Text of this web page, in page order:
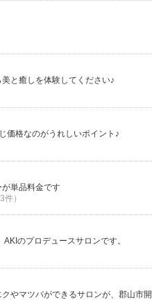
と癒しを体験してください♪
価格なのがうれしいポイント♪
単品料金です
）
のプロデュースサロンです。
やマツパができるサロンが、郡山市開